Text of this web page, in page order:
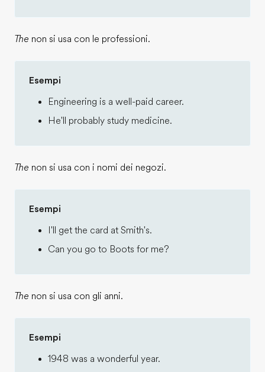
The non si usa con le professioni.
Esempi
Engineering is a well-paid career.
He'll probably study medicine.
The non si usa con i nomi dei negozi.
Esempi
I'll get the card at Smith's.
Can you go to Boots for me?
The non si usa con gli anni.
Esempi
1948 was a wonderful year.